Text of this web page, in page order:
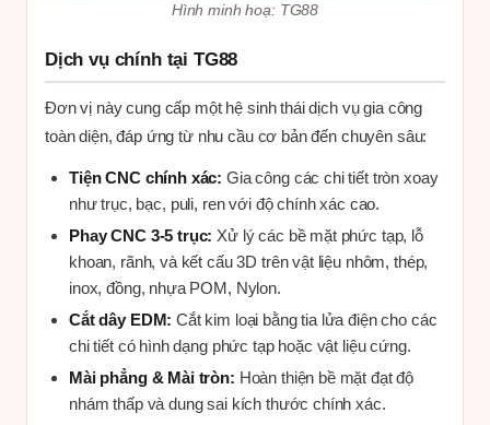
Hình minh hoạ: TG88
Dịch vụ chính tại TG88
Đơn vị này cung cấp một hệ sinh thái dịch vụ gia công
toàn diện, đáp ứng từ nhu cầu cơ bản đến chuyên sâu:
Tiện CNC chính xác: Gia công các chi tiết tròn xoay
như trục, bạc, puli, ren với độ chính xác cao.
Phay CNC 3-5 trục: Xử lý các bề mặt phức tạp, lỗ
khoan, rãnh, và kết cấu 3D trên vật liệu nhôm, thép,
inox, đồng, nhựa POM, Nylon.
Cắt dây EDM: Cắt kim loại bằng tia lửa điện cho các
chi tiết có hình dạng phức tạp hoặc vật liệu cứng.
Mài phẳng & Mài tròn: Hoàn thiện bề mặt đạt độ
nhám thấp và dung sai kích thước chính xác.